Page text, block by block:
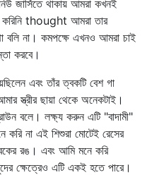
জার্সিতে থাকায় আমরা কখনই
করিনি thought আমরা তার
বলি না। কমপক্ষে এখনও আমরা চাই
করবে।
এবং তাঁর ত্বকটি বেশ গা
স্ত্রীর ছায়া থেকে অনেকটাই।
বলে। লক্ষ্য করুন এটি "বাদামী"
না এই শিশুরা মোটেই রেসের
রঙ। এবং আমি মনে করি
ক্ষেত্রেও এটি একই হতে পারে।